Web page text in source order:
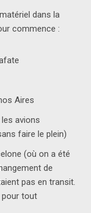
dans la
commence :
Aires
avions
faire le plein)
(où on a été
de
pas en transit.
pour tout